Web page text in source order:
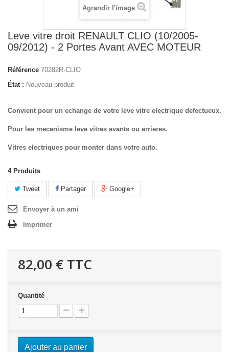
Agrandir l'image
Leve vitre droit RENAULT CLIO (10/2005-
09/2012) - 2 Portes Avant AVEC MOTEUR
Référence 70282R-CLIO
État : Nouveau produit
Convient pour un echange de votre leve vitre electrique defectueux.
Pour les mecanisme leve vitres avants ou arrieres.
Vitres electriques pour monter dans votre auto.
4 Produits
Tweet Partager Google+
Envoyer à un ami
Imprimer
82,00 € TTC
Quantité
Ajouter au panier